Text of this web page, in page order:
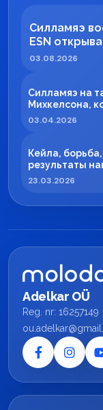
Силламяэ
ESN
03.08.2026
Силламяэ на
Михкелсона,
регионе
03.04.2026
Кейла,
результаты
23.03.2026
Adelkar OÜ
Reg. nr: 16257149